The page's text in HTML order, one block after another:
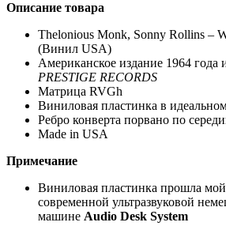
Описание товара
Thelonious Monk, Sonny Rollins –
(Винил USA)
Американское издание 1964 года
PRESTIGE RECORDS
Матрица RVGh
Виниловая пластинка в
Ребро конверта порвано по
Made in USA
Примечание
Виниловая пластинка прошла
современной ультразвуковой
машине Audio Desk System